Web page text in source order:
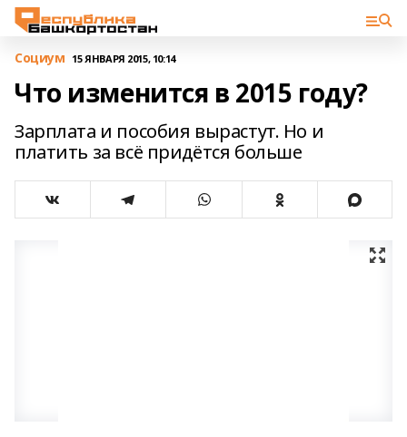
Cоциум 15 ЯНВАРЯ 2015, 10:14
Что изменится в 2015 году?
Зарплата и пособия вырастут. Но и
платить за всё придётся больше